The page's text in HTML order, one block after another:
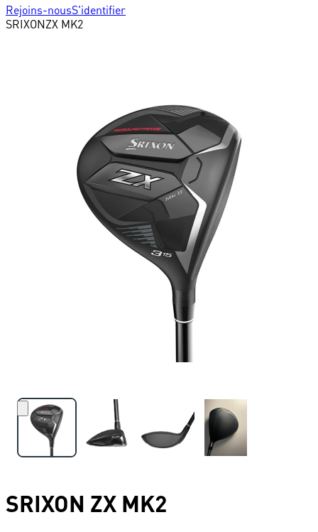
Rejoins-nousS'identifier
SRIXONZX MK2
SRIXON ZX MK2